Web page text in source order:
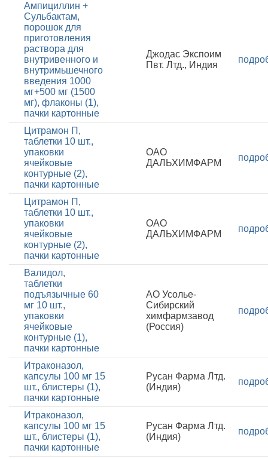
Ампициллин +
Сульбактам,
порошок для
приготовления
раствора для
внутривенного и
внутримьшечного
введения 1000
мг+500 мг (1500
мг), флаконы (1),
пачки картонные
Джодас Экспоим
Пвт. Лтд., Индия
Цитрамон П,
таблетки 10 шт.,
упаковки
ячейковые
контурные (2),
пачки картонные
ОАО
ДАЛЬХИМФАРМ
Цитрамон П,
таблетки 10 шт.,
упаковки
ячейковые
контурные (2),
пачки картонные
ОАО
ДАЛЬХИМФАРМ
Валидол,
таблетки
подъязычные 60
мг 10 шт.,
упаковки
ячейковые
контурные (1),
пачки картонные
АО Усолье-
Сибирский
химфармзавод
(Россия)
Итраконазол,
капсулы 100 мг 15
шт., блистеры (1),
пачки картонные
Русан Фарма Лтд.
(Индия)
Итраконазол,
капсулы 100 мг 15
шт., блистеры (1),
пачки картонные
Русан Фарма Лтд.
(Индия)